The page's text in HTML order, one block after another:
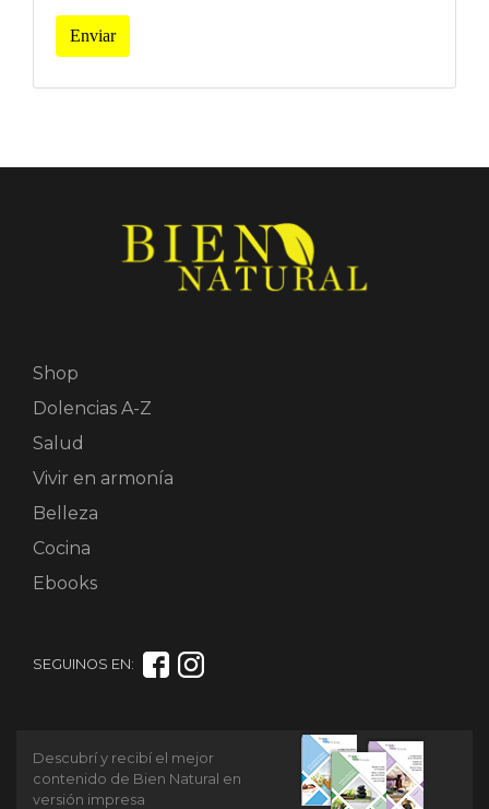
Enviar
Shop
Dolencias A-Z
Salud
Vivir en armonía
Belleza
Cocina
Ebooks
SEGUINOS EN:
Descubrí y recibí el mejor
contenido de Bien Natural en
versión impresa